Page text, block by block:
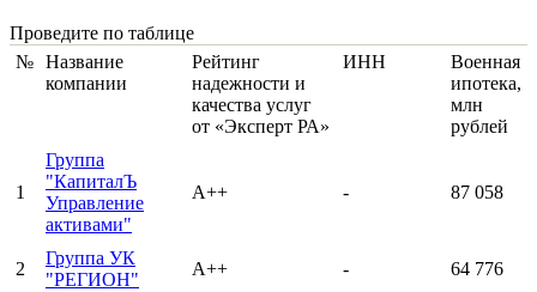
Проведите по таблице
№ Название
компании
Рейтинг
надежности и
качества услуг
от «Эксперт РА»
ИНН
Военная
ипотека,
млн
рублей
1
Группа
"КапиталЪ
Управление
активами"
А++ - 87 058
2
Группа УК
"РЕГИОН"
А++ - 64 776